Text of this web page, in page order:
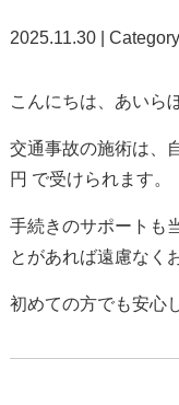
2025.11.30 |
こんにちは、あいら
交通事故の施術は、
円 で受けられます。
手続きのサポートも
とがあれば遠慮なく
初めての方でも安心